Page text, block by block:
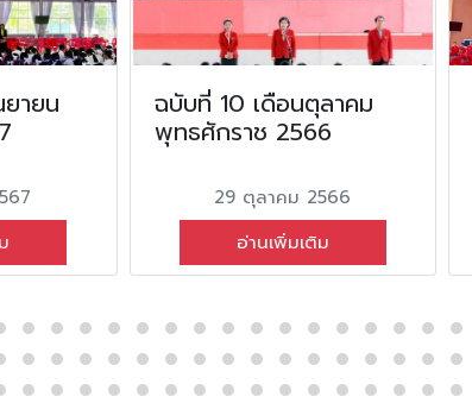
ายน
ฉบับที่ 10 เดือนตุลาคม
พุทธศักราช 2566
29 ตุลาคม 2566
อ่านเพิ่มเติม